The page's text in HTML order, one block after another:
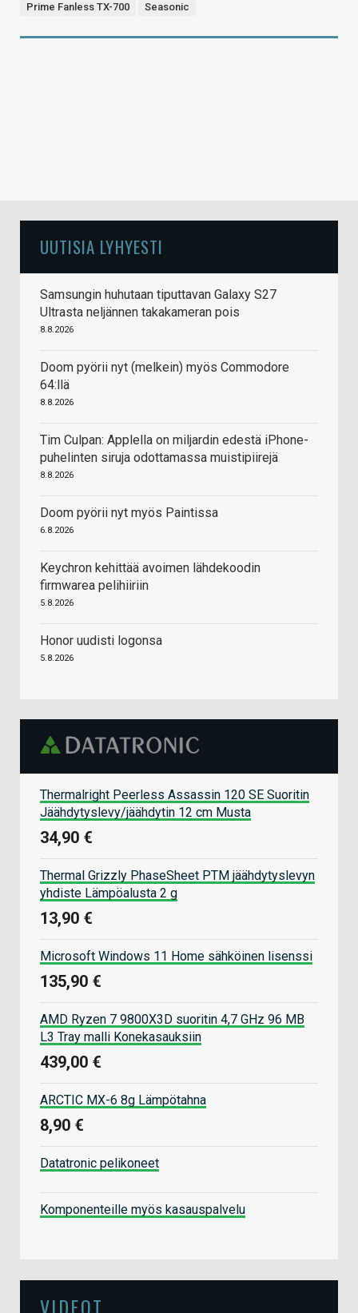
Prime Fanless TX-700
Seasonic
UUTISIA LYHYESTI
Samsungin huhutaan tiputtavan Galaxy S27
Ultrasta neljännen takakameran pois
8.8.2026
Doom pyörii nyt (melkein) myös Commodore
64:llä
8.8.2026
Tim Culpan: Applella on miljardin edestä iPhone-
puhelinten siruja odottamassa muistipiirejä
8.8.2026
Doom pyörii nyt myös Paintissa
6.8.2026
Keychron kehittää avoimen lähdekoodin
firmwarea pelihiiriin
5.8.2026
Honor uudisti logonsa
5.8.2026
Thermalright Peerless Assassin 120 SE Suoritin
Jäähdytyslevy/jäähdytin 12 cm Musta
34,90 €
Thermal Grizzly PhaseSheet PTM jäähdytyslevyn
yhdiste Lämpöalusta 2 g
13,90 €
Microsoft Windows 11 Home sähköinen lisenssi
135,90 €
AMD Ryzen 7 9800X3D suoritin 4,7 GHz 96 MB
L3 Tray malli Konekasauksiin
439,00 €
ARCTIC MX-6 8g Lämpötahna
8,90 €
Datatronic pelikoneet
Komponenteille myös kasauspalvelu
VIDEOT